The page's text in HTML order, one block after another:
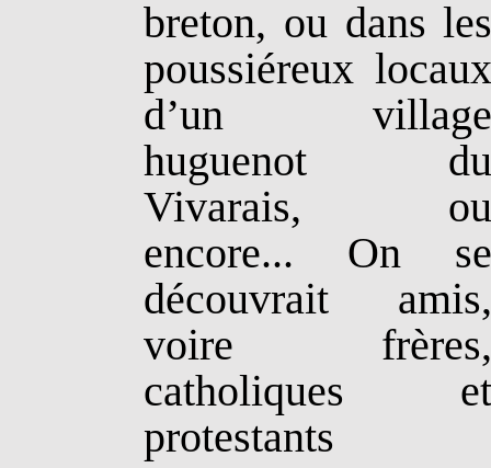
breton, ou dans
poussiéreux
d’un
huguenot
Vivarais,
encore... On
découvrait
voire
catholiques
protestants